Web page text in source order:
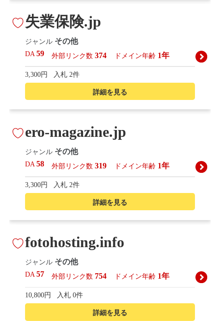
詳細を見る
失業保険.jp
ジャンル その他
DA59 外部リンク数 374 ドメイン年齢 1年
3,300円 入札 2件
詳細を見る
ero-magazine.jp
ジャンル その他
DA58 外部リンク数 319 ドメイン年齢 1年
3,300円 入札 2件
詳細を見る
fotohosting.info
ジャンル その他
DA57 外部リンク数 754 ドメイン年齢 1年
10,800円 入札 0件